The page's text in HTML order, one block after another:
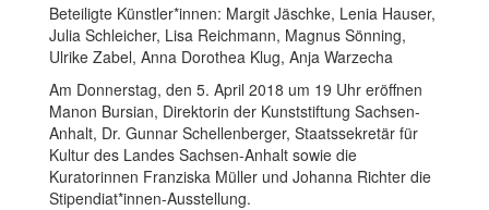
Beteiligte Künstler*innen: Margit Jäschke, Lenia Hauser,
Julia Schleicher, Lisa Reichmann, Magnus Sönning,
Ulrike Zabel, Anna Dorothea Klug, Anja Warzecha
Am Donnerstag, den 5. April 2018 um 19 Uhr eröffnen
Manon Bursian, Direktorin der Kunststiftung Sachsen-
Anhalt, Dr. Gunnar Schellenberger, Staatssekretär für
Kultur des Landes Sachsen-Anhalt sowie die
Kuratorinnen Franziska Müller und Johanna Richter die
Stipendiat*innen-Ausstellung.